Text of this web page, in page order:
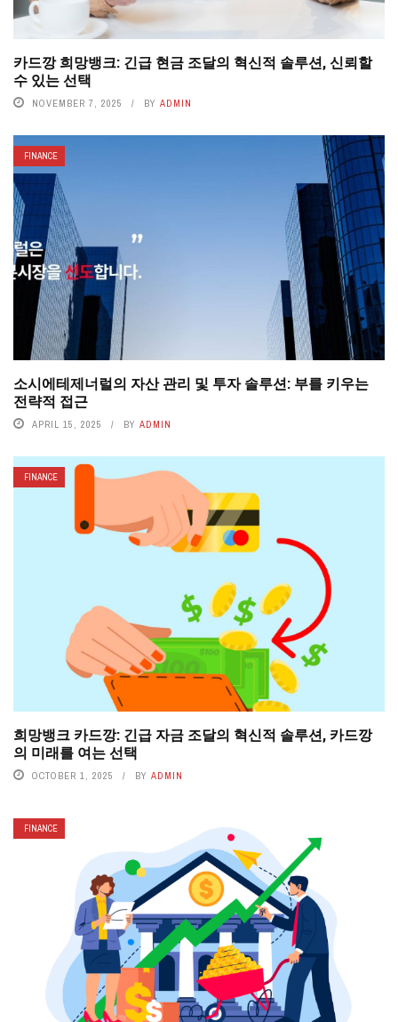
카드깡 희망뱅크: 긴급 현금 조달의 혁신적 솔루션, 신뢰할
수 있는 선택
NOVEMBER 7, 2025 BY ADMIN
FINANCE
소시에테제너럴의 자산 관리 및 투자 솔루션: 부를 키우는
전략적 접근
APRIL 15, 2025 BY ADMIN
FINANCE
희망뱅크 카드깡: 긴급 자금 조달의 혁신적 솔루션, 카드깡
의 미래를 여는 선택
OCTOBER 1, 2025 BY ADMIN
FINANCE